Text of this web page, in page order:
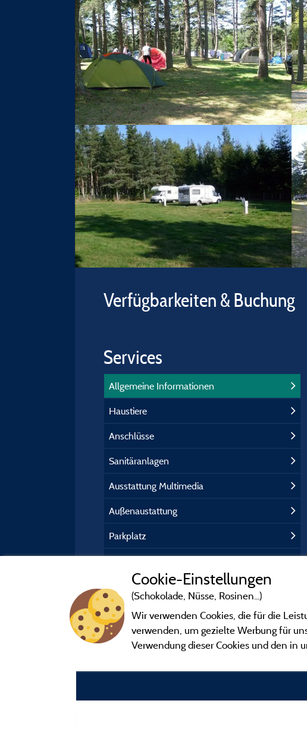
Verfügbarkeiten & Buchung
Services
Allgemeine Informationen
Haustiere
Anschlüsse
Sanitäranlagen
Ausstattung Multimedia
Außenaustattung
Parkplatz
Cookie-Einstellungen
(Schokolade, Nüsse, Rosinen...)
Wir verwenden Cookies, die für die
verwenden, um gezielte Werbung für
Verwendung dieser Cookies und den in